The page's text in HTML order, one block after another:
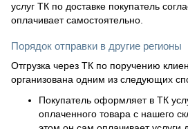
услуг ТК по доставке покупатель
оплачивает самостоятельно.
Порядок отправки в другие регионы
Отгрузка через ТК по поручению
организована одним из следующих
Покупатель оформляет в ТК
оплаченного товара с нашего